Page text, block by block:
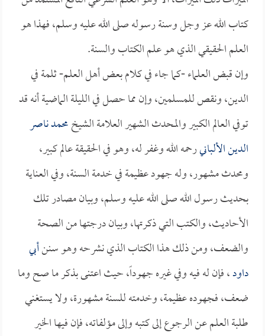
كتاب الله عز وجل وسنة رسوله صلى الله عليه وسلم، فهذا هو
العلم الحقيقي الذي هو علم الكتاب والسنة.
وإن قبض العلماء -كما جاء في كلام بعض أهل العلم- ثلمة في
الدين، ونقص للمسلمين، وإن مما حصل في الليلة الماضية أنه قد
توفي العالم الكبير والمحدث الشهير العلامة الشيخمحمد ناصر
الدين الألبانيرحمه الله وغفر له، وهو في الحقيقة عالم كبير،
ومحدث مشهور، وله جهود عظيمة في خدمة السنة، وفي العناية
بحديث رسول الله صلى الله عليه وسلم، وبيان مصادر تلك
الأحاديث، والكتب التي ذكرتها، وبيان درجتها من الصحة
والضعف، ومن ذلك هذا الكتاب الذي نشرحه وهو سننأبي
داود، فإن له فيه وفي غيره جهوداً، حيث اعتنى بذكر ما صح وما
ضعف، فجهوده عظيمة، وخدمته للسنة مشهورة، ولا يستغني
طلبة العلم عن الرجوع إلى كتبه وإلى مؤلفاته، فإن فيها الخير